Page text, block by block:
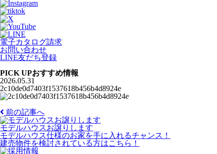
電子カタログ請求
お問い合わせ
LINE友だち登録
PICK UPおすすめ情報
2026.05.31
2c10de0d7403f1537618b456b4d8924e
前の記事へ
モデルハウスお譲りします
モデルハウス仕様のお家を手に入れるチャンス！
建売物件を検討されている方はこちら！